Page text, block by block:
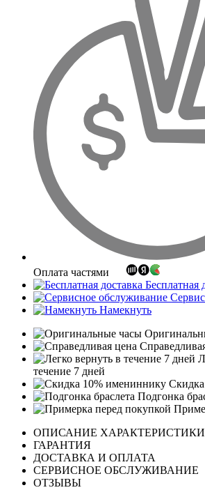
Оплата частями
Бесплатная
Намекнуть
течение 7 дней
Подгонка
ОПИСАНИЕ ХАРАКТЕРИСТИКИ
ГАРАНТИЯ
ДОСТАВКА И ОПЛАТА
СЕРВИСНОЕ ОБСЛУЖИВАНИЕ
ОТЗЫВЫ